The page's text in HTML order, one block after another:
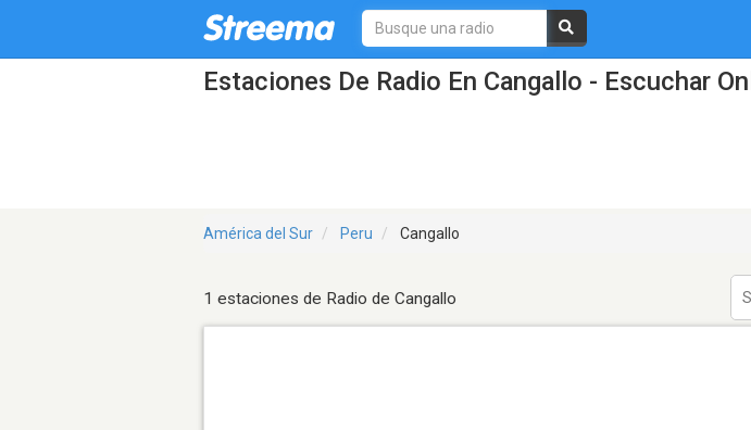
Estaciones De Radio En Cangallo - Escuchar
América del Sur Peru Cangallo
1 estaciones de Radio de Cangallo